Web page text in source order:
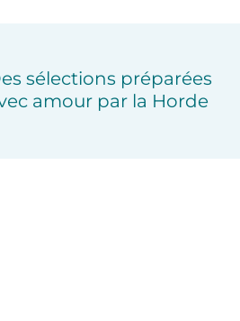
sélections préparées
amour par la Horde